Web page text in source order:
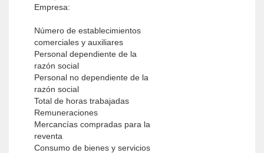
Empresa:
Número de establecimientos
comerciales y auxiliares
Personal dependiente de la
razón social
Personal no dependiente de la
razón social
Total de horas trabajadas
Remuneraciones
Mercancías compradas para la
reventa
Consumo de bienes y servicios